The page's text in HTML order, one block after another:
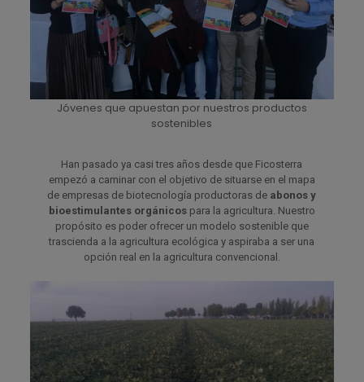
Jóvenes que apuestan por nuestros productos
sostenibles
Han pasado ya casi tres años desde que Ficosterra
empezó a caminar con el objetivo de situarse en el mapa
de empresas de biotecnología productoras de abonos y
bioestimulantes orgánicospara la agricultura. Nuestro
propósito es poder ofrecer un modelo sostenible que
trascienda a la agricultura ecológica y aspiraba a ser una
opción real en la agricultura convencional.